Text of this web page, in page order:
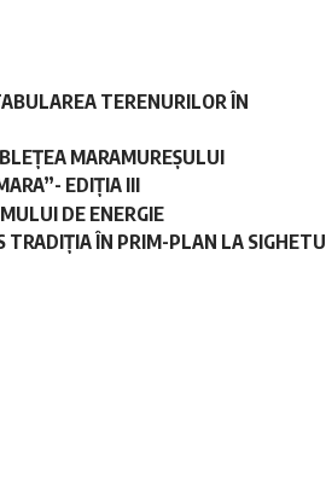
TERENURILOR ÎN
MARAMUREȘULUI
EDIȚIA III
DE ENERGIE
TRADIȚIA ÎN PRIM-PLAN LA SIGHETU